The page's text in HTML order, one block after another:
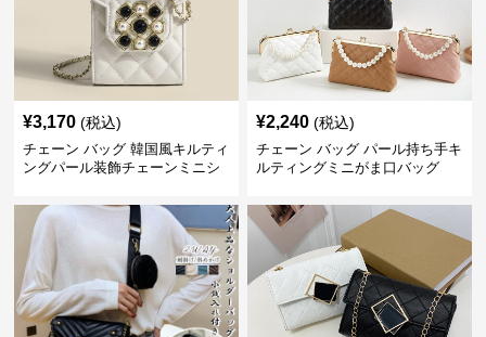
¥3,170 (税込)
チェーン バッグ 韓国風キルティ
ングパール装飾チェーンミニシ
¥2,240 (税込)
チェーン バッグ パール持ち手キ
ルティングミニがま口バッグ